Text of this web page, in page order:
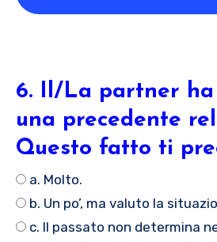
6. Il/La partner
una precedente
Questo fatto ti
a. Molto.
b. Un po’, ma valuto la
c. Il passato non determina